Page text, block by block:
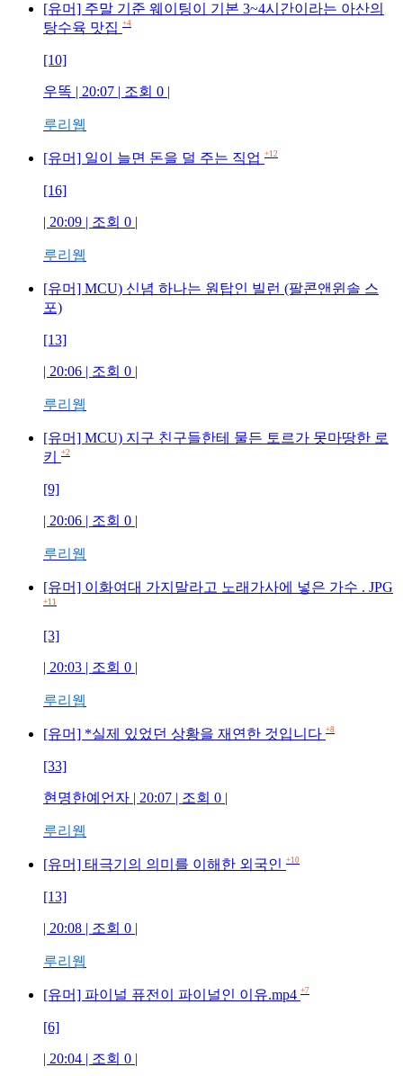
[유머] 주말 기준 웨이팅이 기본 3~4시간이라는 아산의
탕수육 맛집 +4
[10]
우똑 | 20:07 | 조회 0 |
루리웹
[유머] 일이 늘면 돈을 덜 주는 직업 +12
[16]
| 20:09 | 조회 0 |
루리웹
[유머] MCU) 신념 하나는 원탑인 빌런 (팔콘앤윈솔 스
포)
[13]
| 20:06 | 조회 0 |
루리웹
[유머] MCU) 지구 친구들한테 물든 토르가 못마땅한 로
키
+2
[9]
| 20:06 | 조회 0 |
루리웹
[유머] 이화여대 가지말라고 노래가사에 넣은 가수 . JPG
+11
[3]
| 20:03 | 조회 0 |
루리웹
[유머] *실제 있었던 상황을 재연한 것입니다 +8
[33]
현명한예언자 | 20:07 | 조회 0 |
루리웹
[유머] 태극기의 의미를 이해한 외국인 +10
[13]
| 20:08 | 조회 0 |
루리웹
[유머] 파이널 퓨전이 파이널인 이유.mp4 +7
[6]
| 20:04 | 조회 0 |